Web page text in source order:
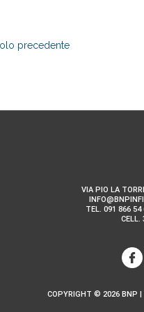
precedente
VIA PIO LA
TEL. 091 866 54
CELL.
COPYRIGHT © 2026 BNP |